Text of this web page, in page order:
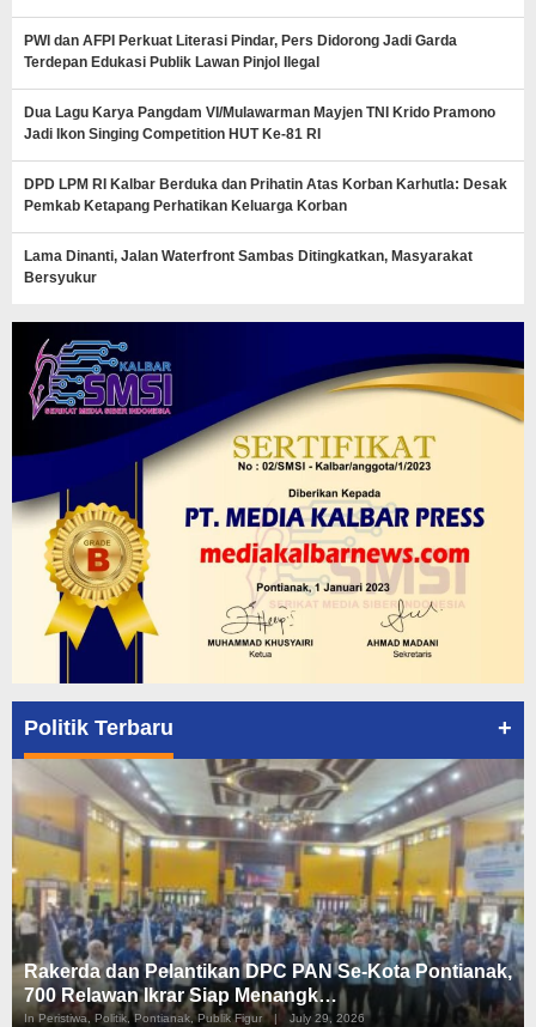
PWI dan AFPI Perkuat Literasi Pindar, Pers Didorong Jadi Garda
Terdepan Edukasi Publik Lawan Pinjol Ilegal
Dua Lagu Karya Pangdam VI/Mulawarman Mayjen TNI Krido Pramono
Jadi Ikon Singing Competition HUT Ke-81 RI
DPD LPM RI Kalbar Berduka dan Prihatin Atas Korban Karhutla: Desak
Pemkab Ketapang Perhatikan Keluarga Korban
Lama Dinanti, Jalan Waterfront Sambas Ditingkatkan, Masyarakat
Bersyukur
Politik Terbaru +
Rakerda dan Pelantikan DPC PAN Se-Kota Pontianak,
700 Relawan Ikrar Siap Menangk…
In Peristiwa, Politik, Pontianak, Publik Figur July 29, 2026